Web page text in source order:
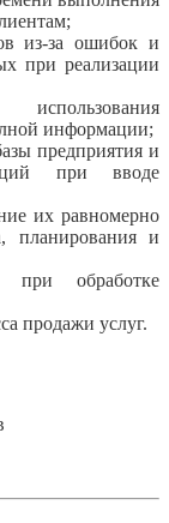
из-за ошибок и
при реализации
информации;
предприятия и
при вводе
их равномерно
планирования и
при обработке
продажи услуг.